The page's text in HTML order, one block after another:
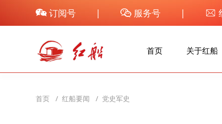
 订阅号 |  服务号 | 
首页 关于红船
首页 / 红船要闻 / 党史军史